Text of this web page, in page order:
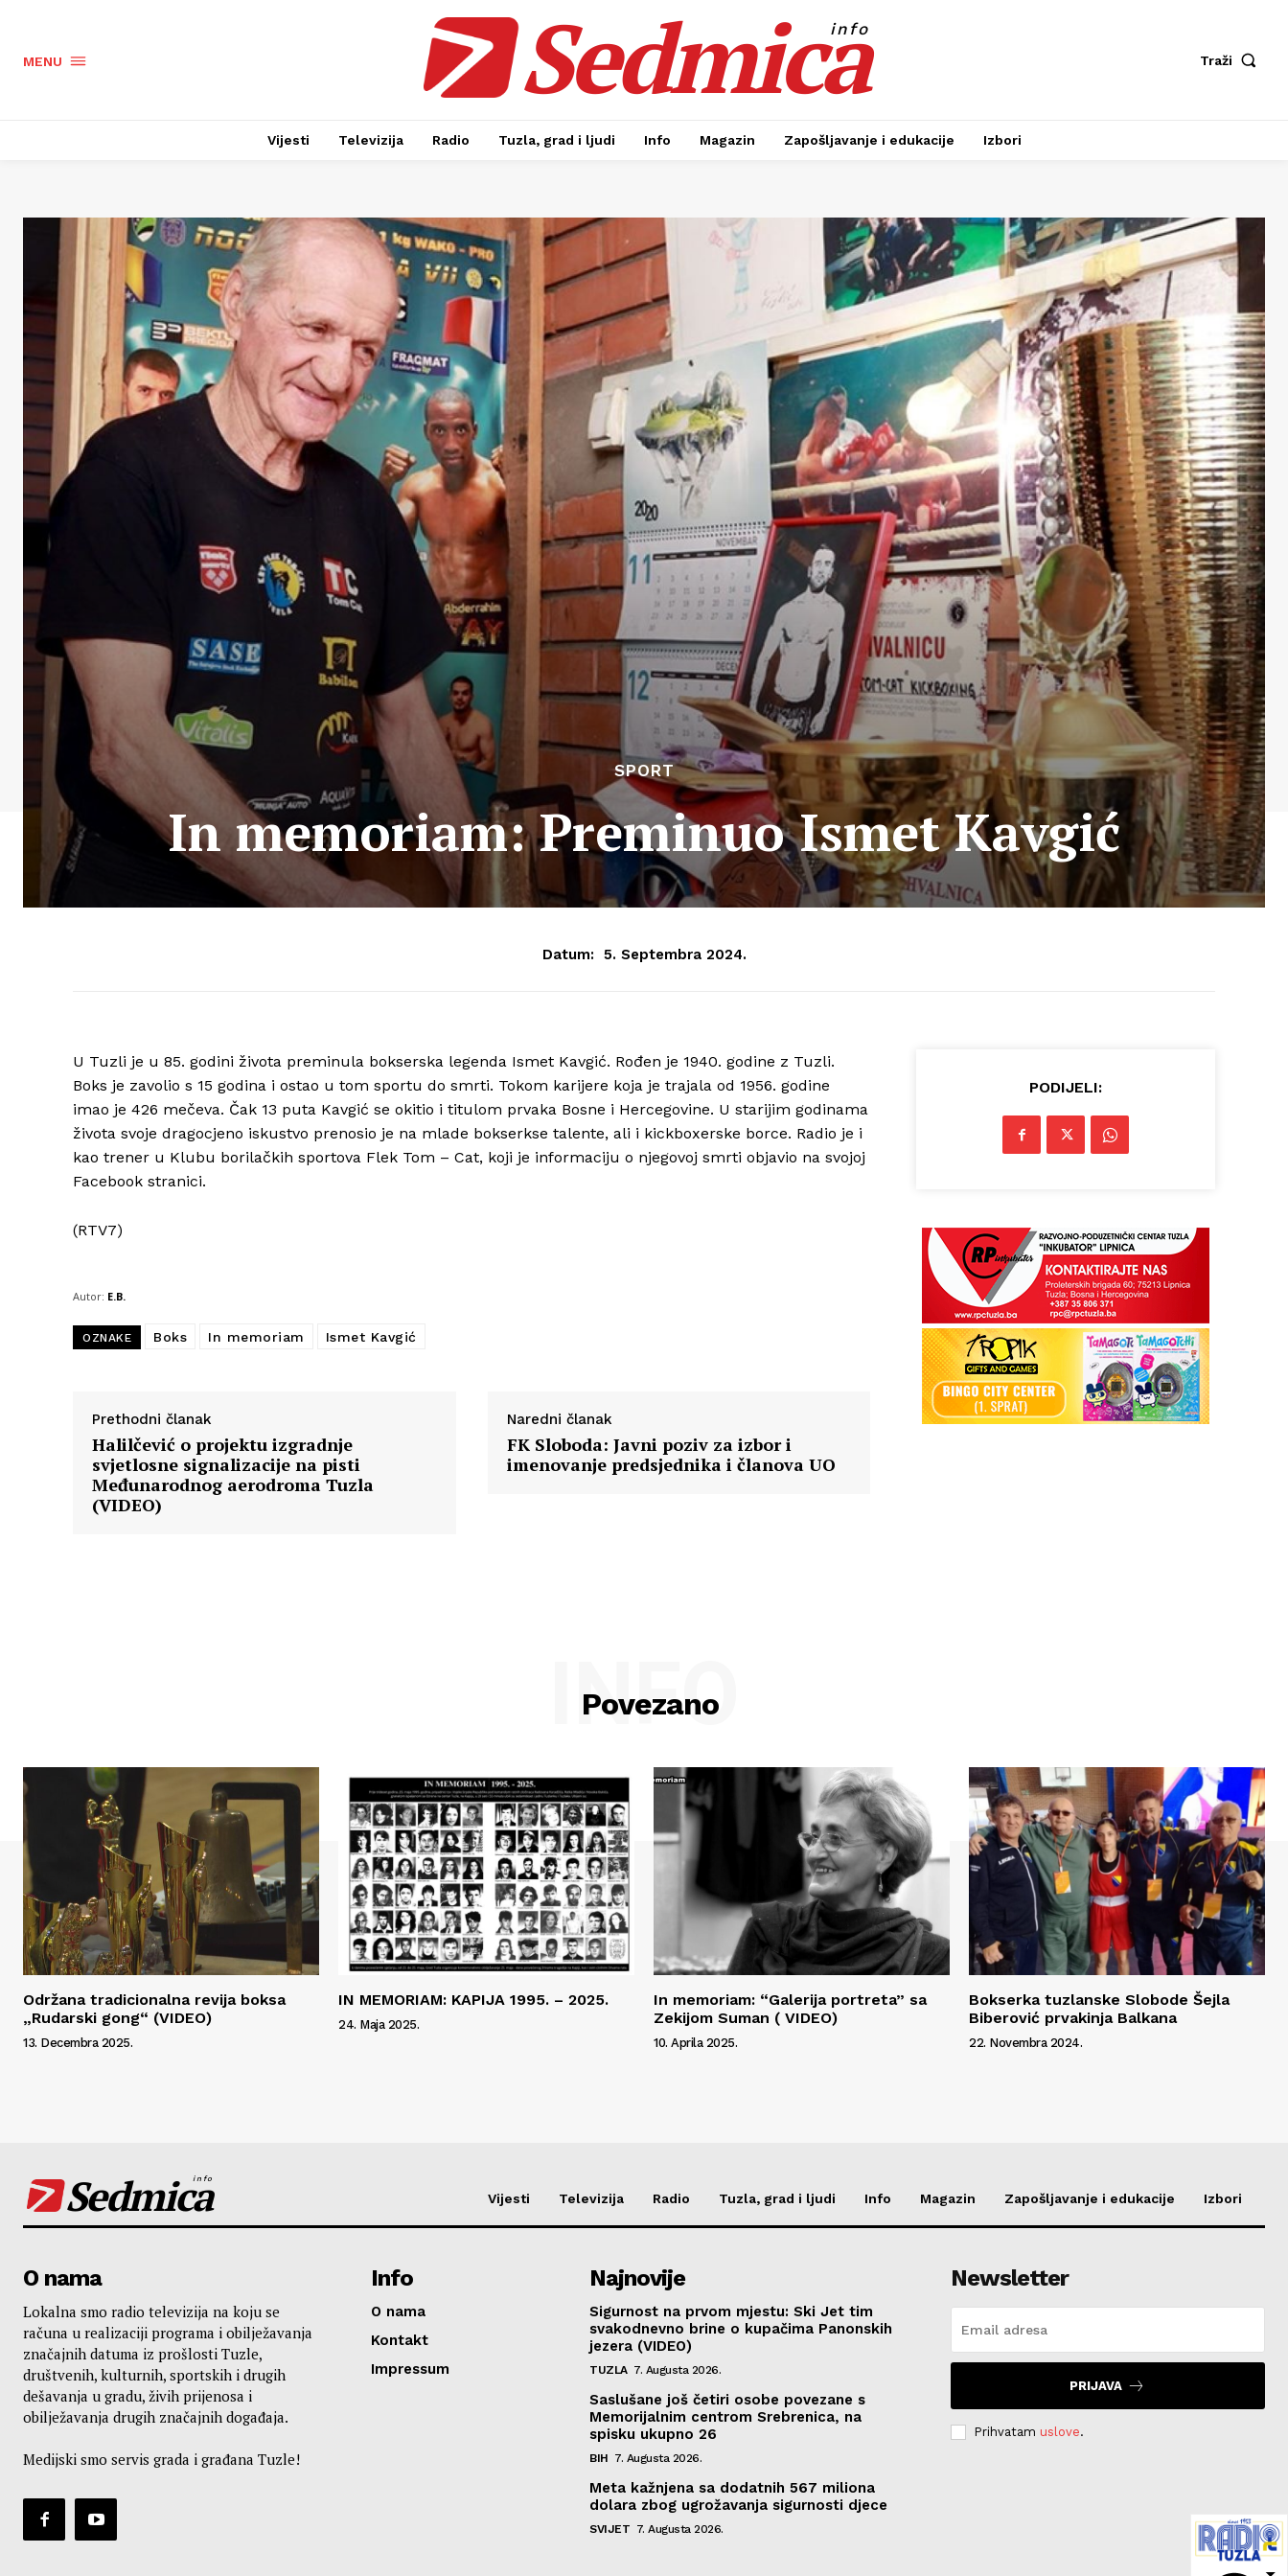
MENU Sedmica
info
Traži
Vijesti Televizija Radio Tuzla, grad i ljudi Info Magazin Zapošljavanje i edukacije Izbori
SPORT
In memoriam: Preminuo Ismet Kavgić
Datum: 5. Septembra 2024.
U Tuzli je u 85. godini života preminula bokserska legenda Ismet Kavgić. Rođen je 1940. godine z Tuzli.
Boks je zavolio s 15 godina i ostao u tom sportu do smrti. Tokom karijere koja je trajala od 1956. godine
imao je 426 mečeva. Čak 13 puta Kavgić se okitio i titulom prvaka Bosne i Hercegovine. U starijim godinama
života svoje dragocjeno iskustvo prenosio je na mlade bokserkse talente, ali i kickboxerske borce. Radio je i
kao trener u Klubu borilačkih sportova Flek Tom – Cat, koji je informaciju o njegovoj smrti objavio na svojoj
Facebook stranici.
(RTV7)
Autor: E.B.
OZNAKE Boks In memoriam Ismet Kavgić
Prethodni članak
Halilčević o projektu izgradnje
svjetlosne signalizacije na pisti
Međunarodnog aerodroma Tuzla
(VIDEO)
Naredni članak
FK Sloboda: Javni poziv za izbor i
imenovanje predsjednika i članova UO
PODIJELI:
Povezano
INFO
Održana tradicionalna revija boksa
„Rudarski gong“ (VIDEO)
13. Decembra 2025.
IN MEMORIAM: KAPIJA 1995. – 2025.
24. Maja 2025.
In memoriam: “Galerija portreta” sa
Zekijom Suman ( VIDEO)
10. Aprila 2025.
Bokserka tuzlanske Slobode Šejla
Biberović prvakinja Balkana
22. Novembra 2024.
Sedmica
info
Vijesti Televizija Radio Tuzla, grad i ljudi Info Magazin Zapošljavanje i edukacije Izbori
O nama
Lokalna smo radio televizija na koju se
računa u realizaciji programa i obilježavanja
značajnih datuma iz prošlosti Tuzle,
društvenih, kulturnih, sportskih i drugih
dešavanja u gradu, živih prijenosa i
obilježavanja drugih značajnih događaja.
Medijski smo servis grada i građana Tuzle!
Info
O nama
Kontakt
Impressum
Najnovije
Sigurnost na prvom mjestu: Ski Jet tim
svakodnevno brine o kupačima Panonskih
jezera (VIDEO)
TUZLA 7. Augusta 2026.
Saslušane još četiri osobe povezane s
Memorijalnim centrom Srebrenica, na
spisku ukupno 26
BIH 7. Augusta 2026.
Meta kažnjena sa dodatnih 567 miliona
dolara zbog ugrožavanja sigurnosti djece
SVIJET 7. Augusta 2026.
Newsletter
PRIJAVA
Prihvatam uslove.